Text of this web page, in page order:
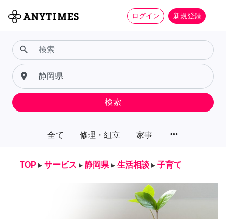
ログイン 新規登録
全て 修理・組立 家事 more_horiz
search
place
検索
TOP ▸ サービス ▸ 静岡県 ▸ 生活相談 ▸ 子育て